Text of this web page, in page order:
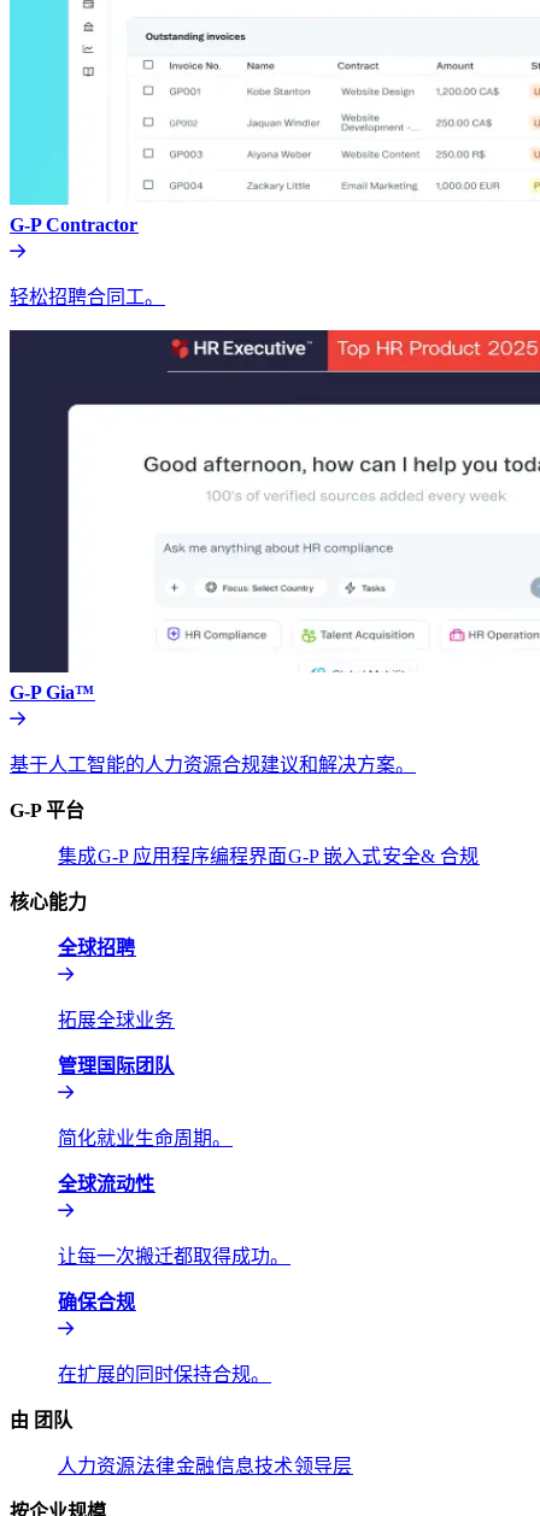
G-P Contractor​​
轻松招聘合同工。​​
G-P Gia™​​
基于人工智能的人力资源合规建议和解决方案。​​
G-P 平台​​
集成​​G-P 应用程序编程界面​​G-P 嵌入式​​安全& 合规​​
核心能力​​
全球招聘​​
拓展全球业务​​
管理国际团队​​
简化就业生命周期。​​
全球流动性​​
让每一次搬迁都取得成功。​​
确保合规​​
在扩展的同时保持合规。​​
由 团队​​
人力资源​​法律​​金融​​信息技术​​领导层​​